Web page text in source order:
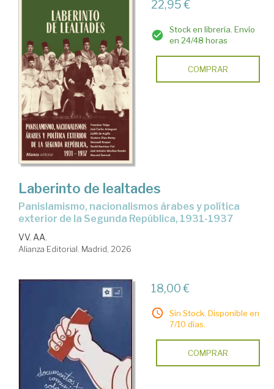
22,95 €
Stock en librería. Envío
en 24/48 horas
COMPRAR
Laberinto de lealtades
Panislamismo, nacionalismos árabes y política
exterior de la Segunda República, 1931-1937
VV. AA.
Alianza Editorial. Madrid, 2026
18,00 €
Sin Stock. Disponible en
7/10 días.
COMPRAR